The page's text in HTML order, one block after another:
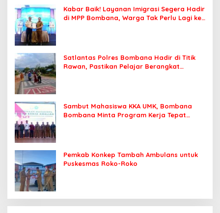
Kabar Baik! Layanan Imigrasi Segera Hadir
di MPP Bombana, Warga Tak Perlu Lagi ke
Satlantas Polres Bombana Hadir di Titik
Rawan, Pastikan Pelajar Berangkat
Sambut Mahasiswa KKA UMK, Bombana
Bombana Minta Program Kerja Tepat
Pemkab Konkep Tambah Ambulans untuk
Puskesmas Roko-Roko